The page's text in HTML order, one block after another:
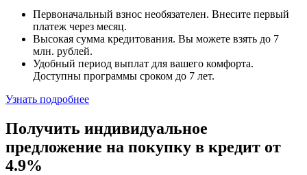
Первоначальный взнос необязателен. Внесите первый
платеж через месяц.
Высокая сумма кредитования. Вы можете взять до 7
млн. рублей.
Удобный период выплат для вашего комфорта.
Доступны программы сроком до 7 лет.
Узнать подробнее
Получить индивидуальное
предложение на покупку в кредит от
4.9%